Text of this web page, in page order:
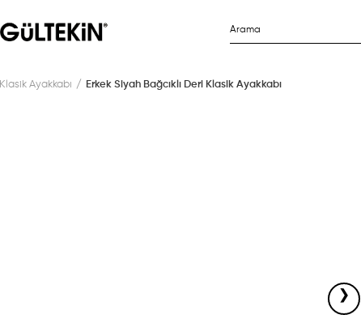
Klasik Ayakkabı Erkek Siyah Bağcıklı Deri Klasik Ayakkabı
›